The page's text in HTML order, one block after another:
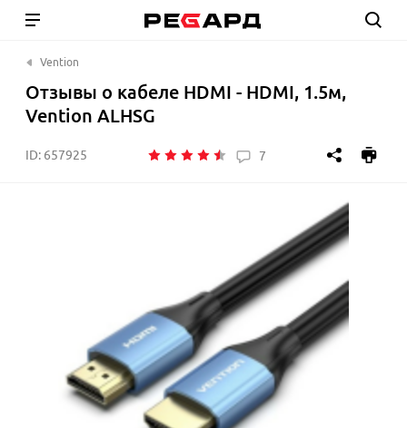
Vention
Отзывы о кабеле HDMI - HDMI, 1.5м,
Vention ALHSG
ID: 657925 7